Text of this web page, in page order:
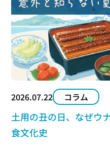
2026.07.22 コラム
土用の丑の日、なぜウ
食文化史